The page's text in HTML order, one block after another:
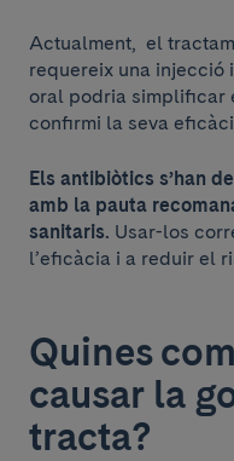
Actualment, el
requereix una injecció
oral podria simplificar
confirmi la seva
Els antibiòtics s’han
amb la pauta
sanitaris. Usar-los
l’eficàcia i a reduir el
Quines
causar la
tracta?